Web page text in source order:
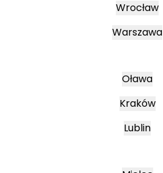
Wrocław
Warszawa
Oława
Kraków
Lublin